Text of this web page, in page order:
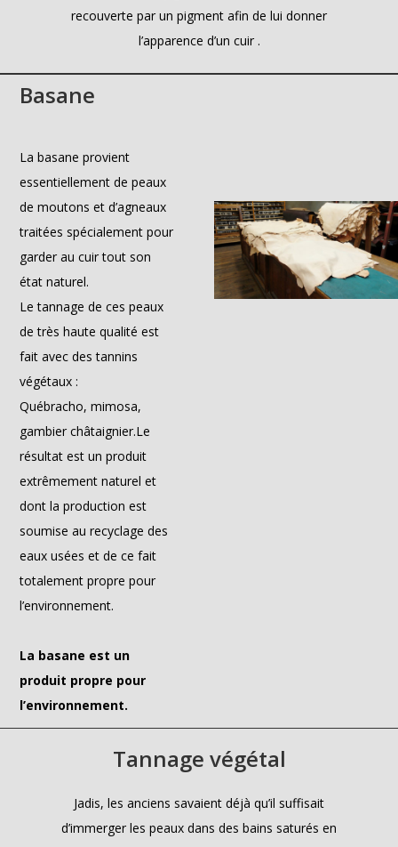
recouverte par un pigment afin de lui donner
l’apparence d’un cuir .
Basane
La basane provient
essentiellement de peaux
de moutons et d’agneaux
traitées spécialement pour
garder au cuir tout son
état naturel.
Le tannage de ces peaux
de très haute qualité est
fait avec des tannins
végétaux :
Québracho, mimosa,
gambier châtaignier.Le
résultat est un produit
extrêmement naturel et
dont la production est
soumise au recyclage des
eaux usées et de ce fait
totalement propre pour
l’environnement.
La basane est un
produit propre pour
l’environnement.
Tannage végétal
Jadis, les anciens savaient déjà qu’il suffisait
d’immerger les peaux dans des bains saturés en